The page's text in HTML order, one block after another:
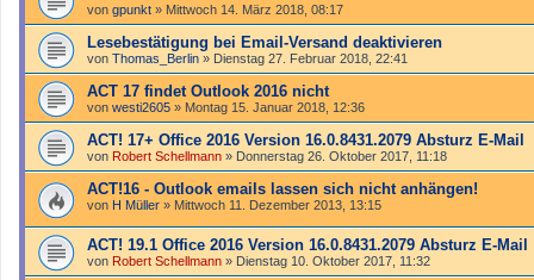
von gpunkt » Mittwoch 14. März 2018, 08:17
Lesebestätigung bei Email-Versand deaktivieren
von Thomas_Berlin » Dienstag 27. Februar 2018, 22:41
ACT 17 findet Outlook 2016 nicht
von westi2605 » Montag 15. Januar 2018, 12:36
ACT! 17+ Office 2016 Version 16.0.8431.2079 Absturz E-Mail
von Robert Schellmann » Donnerstag 26. Oktober 2017, 11:18
ACT!16 - Outlook emails lassen sich nicht anhängen!
von H Müller » Mittwoch 11. Dezember 2013, 13:15
ACT! 19.1 Office 2016 Version 16.0.8431.2079 Absturz E-Mail
von Robert Schellmann » Dienstag 10. Oktober 2017, 11:32